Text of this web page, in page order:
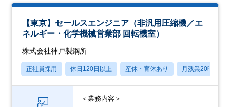
【東京】セールスエンジニア（非汎用圧縮機／エ
ネルギー・化学機械営業部 回転機室）
株式会社神戸製鋼所
正社員採用 休日120日以上 産休・育休あり 月残業20時間以
＜業務内容＞